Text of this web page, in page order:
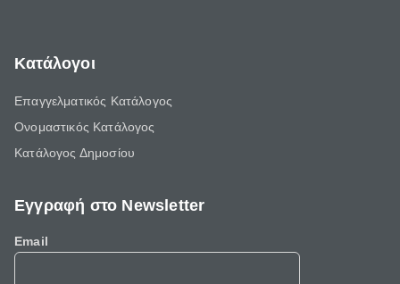
Κατάλογοι
Επαγγελματικός Κατάλογος
Ονομαστικός Κατάλογος
Κατάλογος Δημοσίου
Εγγραφή στο Newsletter
Email